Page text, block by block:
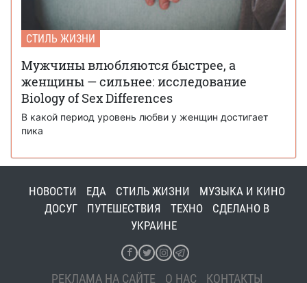
СТИЛЬ ЖИЗНИ
Мужчины влюбляются быстрее, а
женщины — сильнее: исследование
Biology of Sex Differences
В какой период уровень любви у женщин достигает
пика
НОВОСТИ ЕДА СТИЛЬ ЖИЗНИ
МУЗЫКА И КИНО
ДОСУГ
ПУТЕШЕСТВИЯ ТЕХНО
СДЕЛАНО В
УКРАИНЕ
РЕКЛАМА НА САЙТЕ О НАС КОНТАКТЫ